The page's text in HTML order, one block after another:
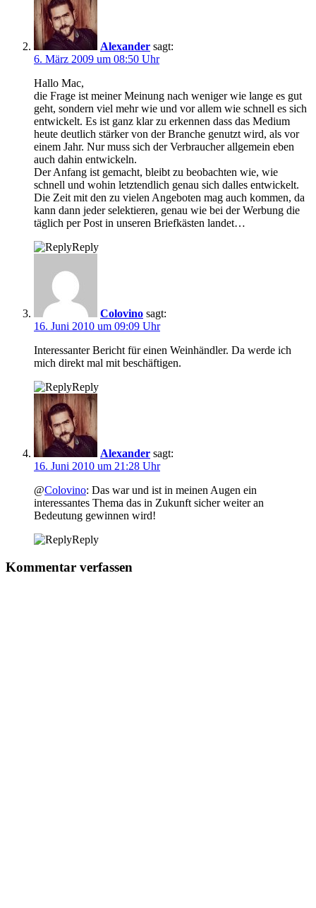
Alexander sagt:
6. März 2009 um 08:50 Uhr
Hallo Mac,
die Frage ist meiner Meinung nach weniger wie lange es gut
geht, sondern viel mehr wie und vor allem wie schnell es sich
entwickelt. Es ist ganz klar zu erkennen dass das Medium
heute deutlich stärker von der Branche genutzt wird, als vor
einem Jahr. Nur muss sich der Verbraucher allgemein eben
auch dahin entwickeln.
Der Anfang ist gemacht, bleibt zu beobachten wie, wie
schnell und wohin letztendlich genau sich dalles entwickelt.
Die Zeit mit den zu vielen Angeboten mag auch kommen, da
kann dann jeder selektieren, genau wie bei der Werbung die
täglich per Post in unseren Briefkästen landet…
Reply
Colovino sagt:
16. Juni 2010 um 09:09 Uhr
Interessanter Bericht für einen Weinhändler. Da werde ich
mich direkt mal mit beschäftigen.
Reply
Alexander sagt:
16. Juni 2010 um 21:28 Uhr
@Colovino: Das war und ist in meinen Augen ein
interessantes Thema das in Zukunft sicher weiter an
Bedeutung gewinnen wird!
Reply
Kommentar verfassen